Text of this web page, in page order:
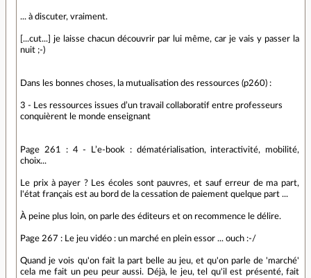
... à discuter, vraiment.
[...cut...] je laisse chacun découvrir par lui même, car je vais y passer la
nuit ;-)
Dans les bonnes choses, la mutualisation des ressources (p260) :
3 - Les ressources issues d’un travail collaboratif entre professeurs
conquièrent le monde enseignant
Page 261 : 4 - L’e-book : dématérialisation, interactivité, mobilité,
choix...
Le prix à payer ? Les écoles sont pauvres, et sauf erreur de ma part,
l'état français est au bord de la cessation de paiement quelque part ...
À peine plus loin, on parle des éditeurs et on recommence le délire.
Page 267 : Le jeu vidéo : un marché en plein essor ... ouch :-/
Quand je vois qu'on fait la part belle au jeu, et qu'on parle de 'marché'
cela me fait un peu peur aussi. Déjà, le jeu, tel qu'il est présenté, fait